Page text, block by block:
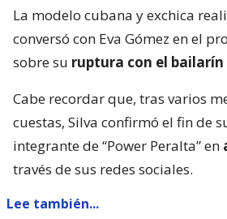
La modelo cubana y exchica
conversó con Eva Gómez en el
sobre su ruptura con el
Cabe recordar que, tras varios
cuestas, Silva confirmó el fin de
integrante de “Power Peralta” en
través de sus redes sociales.
Lee también...